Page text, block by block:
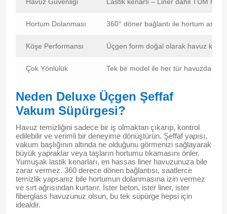
Havuz Güvenliği Lastik kenarlı – Liner dahil TÜM
Hortum Dolanması 360° döner bağlantı ile hortum asla
Köşe Performansı Üçgen form doğal olarak havuz
Çok Yönlülük Tek bir model ile her tür havuzda
Neden Deluxe Üçgen Şeffaf
Vakum Süpürgesi?
Havuz temizliğini sadece bir iş olmaktan çıkarıp, kontrol
edilebilir ve verimli bir deneyime dönüştürün. Şeffaf yapısı,
vakum başlığının altında ne olduğunu görmenizi sağlayarak
büyük yapraklar veya taşların hortumu tıkamasını önler.
Yumuşak lastik kenarları, en hassas liner havuzunuza bile
zarar vermez. 360 derece dönen bağlantısı, saatlerce
temizlik yapsanız bile hortumun dolanmasına izin vermez
ve sırt ağrısından kurtarır. İster beton, ister liner, ister
fiberglass havuzunuz olsun, bu tek süpürge hepsi için
idealdir.